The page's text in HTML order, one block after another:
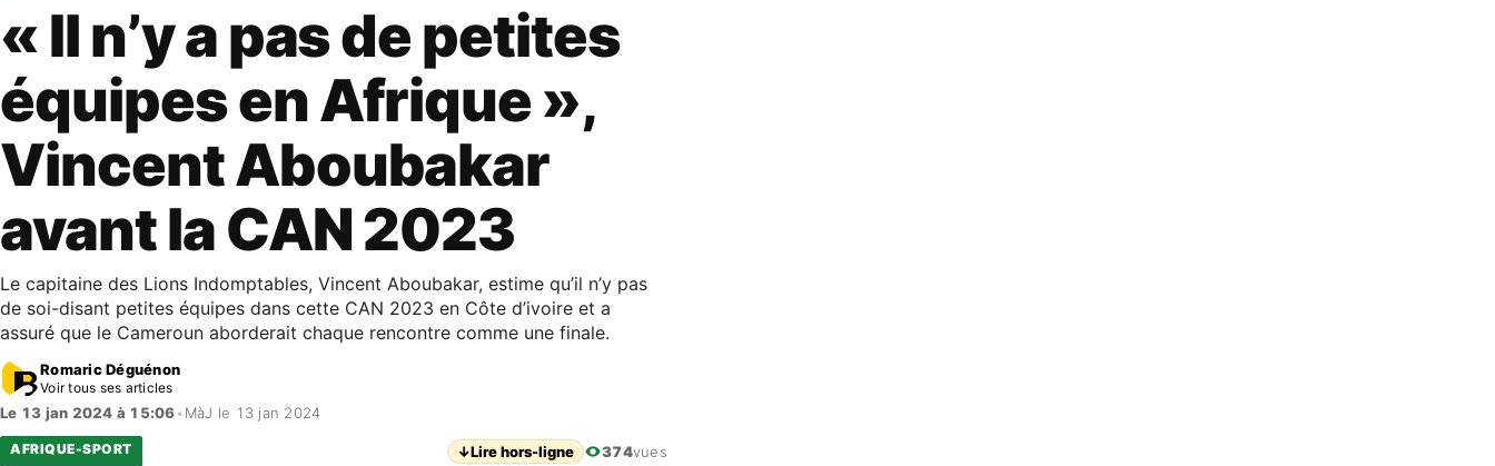
« Il n’y a pas de petites
équipes en Afrique »,
Vincent Aboubakar
avant la CAN 2023
Le capitaine des Lions Indomptables, Vincent Aboubakar, estime qu’il n’y pas
de soi-disant petites équipes dans cette CAN 2023 en Côte d’ivoire et a
assuré que le Cameroun aborderait chaque rencontre comme une finale.
Romaric Déguénon
Voir tous ses articles
Le 13 jan 2024 à 15:06• MàJ le 13 jan 2024
AFRIQUE-SPORT ↓Lire hors-ligne 374vues